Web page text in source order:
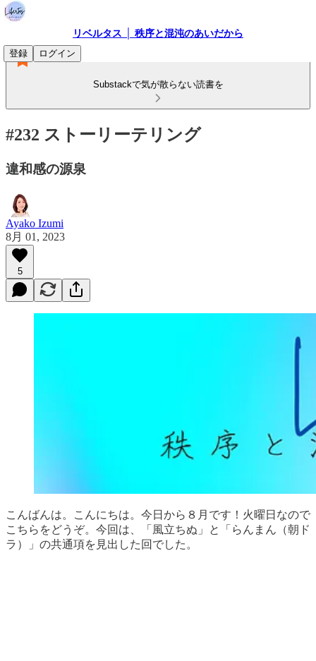
リベルタス │ 秩序と混沌のあいだから
登録
ログイン
Substackで気が散らない読書を
#232 ストーリーテリング
違和感の源泉
Ayako Izumi
8月 01, 2023
5
こんばんは。こんにちは。今日から８月です！火曜日なので
こちらをどうぞ。今回は、「風立ちぬ」と「らんまん（朝ド
ラ）」の共通項を見出した回でした。